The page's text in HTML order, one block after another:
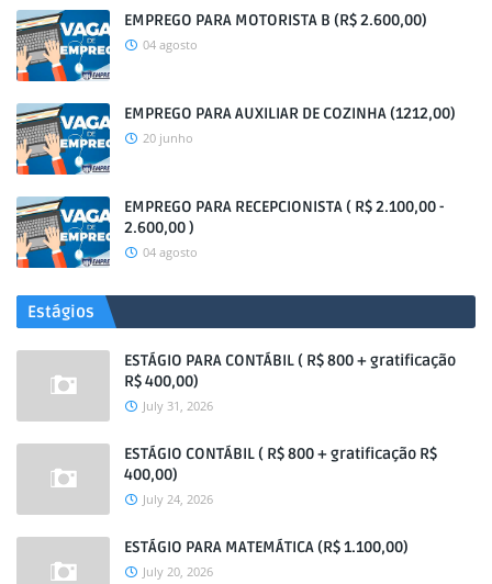
EMPREGO PARA MOTORISTA B (R$ 2.600,00)
04 agosto
EMPREGO PARA AUXILIAR DE COZINHA (1212,00)
20 junho
EMPREGO PARA RECEPCIONISTA ( R$ 2.100,00 -
2.600,00 )
04 agosto
Estágios
ESTÁGIO PARA CONTÁBIL ( R$ 800 + gratificação
R$ 400,00)
July 31, 2026
ESTÁGIO CONTÁBIL ( R$ 800 + gratificação R$
400,00)
July 24, 2026
ESTÁGIO PARA MATEMÁTICA (R$ 1.100,00)
July 20, 2026